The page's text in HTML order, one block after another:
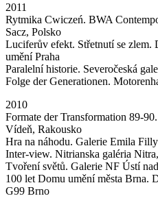
2011
Rytmika Cwiczeń. BWA
Sacz, Polsko
Luciferův efekt. Střetnutí se zlem.
umění Praha
Paralelní historie. Severočeská
Folge der Generationen.
2010
Formate der Transformation 89-
Vídeň, Rakousko
Hra na náhodu. Galerie Emila
Inter-view. Nitrianska galéria
Tvoření světů. Galerie NF Ústí
100 let Domu umění města Brna.
G99 Brno